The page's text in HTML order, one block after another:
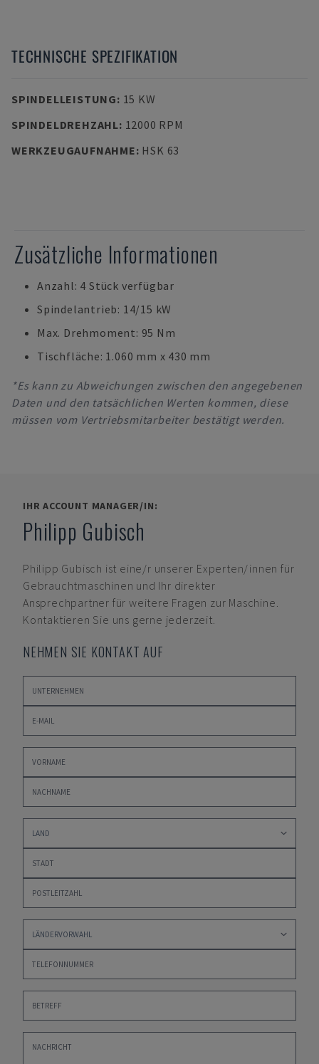
TECHNISCHE SPEZIFIKATION
SPINDELLEISTUNG: 15 KW
SPINDELDREHZAHL: 12000 RPM
WERKZEUGAUFNAHME: HSK 63
Zusätzliche Informationen
Anzahl: 4 Stück verfügbar
Spindelantrieb: 14/15 kW
Max. Drehmoment: 95 Nm
Tischfläche: 1.060 mm x 430 mm
*Es kann zu Abweichungen zwischen den angegebenen
Daten und den tatsächlichen Werten kommen, diese
müssen vom Vertriebsmitarbeiter bestätigt werden.
IHR ACCOUNT MANAGER/IN:
Philipp Gubisch
Philipp Gubisch ist eine/r unserer Experten/innen für
Gebrauchtmaschinen und Ihr direkter
Ansprechpartner für weitere Fragen zur Maschine.
Kontaktieren Sie uns gerne jederzeit.
NEHMEN SIE KONTAKT AUF